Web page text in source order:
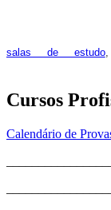
salas de estudo
Cursos
Calendário de